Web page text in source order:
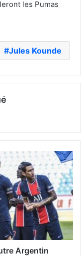
les Pumas
Jules Kounde
Argentin